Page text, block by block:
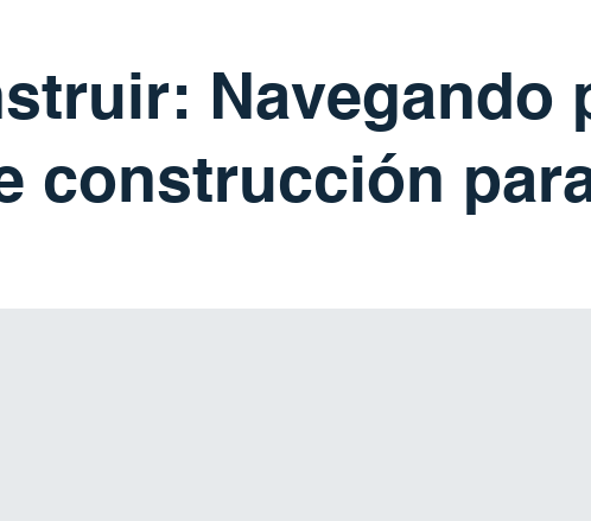
Navegando
construcción